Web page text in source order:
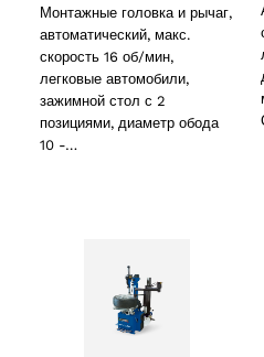
Монтажные головка и рычаг,
автоматический, макс.
скорость 16 об/мин,
легковые автомобили,
зажимной стол с 2
позициями, диаметр обода
10 -…